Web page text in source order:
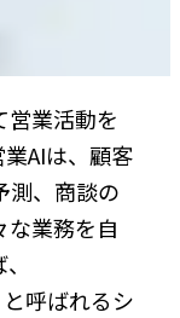
営業活動を
AIは、顧客
測、商談の
な業務を自
呼ばれるシ